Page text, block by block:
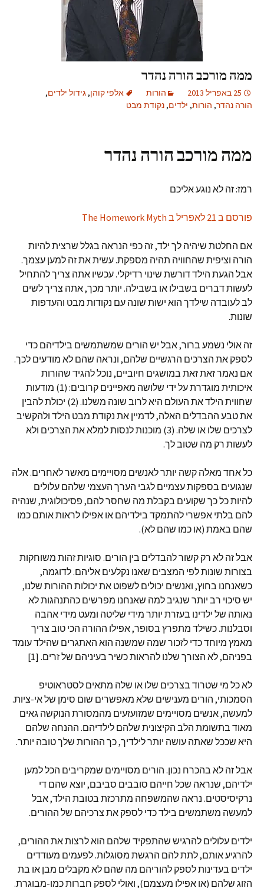
ממה מורכב הורה נהדר
25 באפריל 2013 הורות אלפי קוהן, גידול ילדים,
הורה נהדר, הורות, ילדים, נקודת מבט
ממה מורכב הורה נהדר
רמז: זה לא נוגע אליכם
פורסם ב 21 לאפריל ב The Homework Myth
אם החלטת שיהיה לך ילד, זה כפי הנראה בגלל שרצית להיות
הורה וציפית שהחוויה תהיה מספקת. עשית את זה למען עצמך.
אבל הגעת הילד דורשת שינוי רדיקלי. עכשיו אתה צריך להתחיל
לעשות דברים בשבילו או בשבילה. יותר מכך, אתה צריך לשים
לב לעובדה שילדך הוא ישות שונה עם נקודות מבט והעדפות
שונות.
זה אולי נשמע ברור, אבל יש הורים שמשתמשים בילדיהם כדי
לספק את הצרכים הרגשיים שלהם, ונראה שהם לא מודעים לכך.
אם נאמר זאת זאת במושגים חיוביים, נוכל להגיד שהורות
איכותית מוגדרת על ידי שלושה מאפיינים קרובים: (1) מודעות
שחווית הילד את העולם היא לרוב שונה משלנו. (2) יכולת להבין
את טבע ההבדלים האלה, לדמיין את נקודת מבט הילד ולהקשיב
לצרכים שלו או שלה. (3) מוכנות לנסות למלא את הצרכים ולא
לעשות רק מה שטוב לך.
כל אחד מאלה קשה יותר לאנשים מסויימים מאשר לאחרים. אלה
שנגועים בספקות עצמיים לגבי הערך העצמי שלהם עלולים
להיות כל כך שקועים בקבלת מה שחסר להם, פסיכולוגית, שנהיה
להם בלתי אפשרי להתמקד בילדיהם או אפילו לראות אותם כמו
שהם באמת (או כמו שהם לא).
אבל זה לא רק קשור להבדלים בין הורים. סוגיות זהות משוחקות
בצורות שונות לפי המצבים שאנו נקלעים אליהם. לדוגמה,
כשאנחנו בחוץ, ואנשים יכולים לשפוט את יכולות ההורות שלנו,
יש סיכוי רב יותר שנגיב למה שאנחנו מפרשים כהתנהגות לא
נאותה של ילדינו בעזרת יותר מידי שליטה ומעט מידי אהבה
וסבלנות. כשילד מתפרץ בסופר, אפילו ההורה הכי טוב צריך
מאמץ מיוחד כדי לזכור שמה שמשנה הוא האתגרים שהילד עומד
בפניהם, לא הצורך שלנו להראות כשיר בעיניהם של זרים. [1]
לא כל מי שטרוד בצרכים שלו או שלה מתאים לסטראוטיפ
הסמכותי, הורים מענישים שלא מאפשרים שום סימן של אי-ציות.
למעשה, אנשים מסויימים שמזועזעים מהמסורת הנוקשה גאים
מאוד בתשומת הלב הקיצונית שלהם לילדיהם. ההנחה שלהם
היא שככל שאתה עושה יותר לילדיך, כך ההורות שלך טובה יותר.
אבל זה לא בהכרח נכון. הורים מסויימים שמקריבים הכל למען
ילדיהם, שנראה שכל חייהם סובבים סביבם, יוצא שהם די
נרקיסיסטים. נראה שהמשפחה מתרכזת בטובת הילד, אבל
למעשה משתמשים בילד כדי לספק את צרכיהם של ההורים.
ילדים עלולים להרגיש שהתפקיד שלהם הוא לרצות את ההורים,
להרגיע אותם, לתת להם הרגשת מסוגלות. לפעמים מעודדים
ילדים בעדינות לספק להוריהם מה שהם לא מקבלים מבן או בת
הזוג שלהם (או אפילו מעצמם), ואולי לספק חברות כמו-מבוגרת.